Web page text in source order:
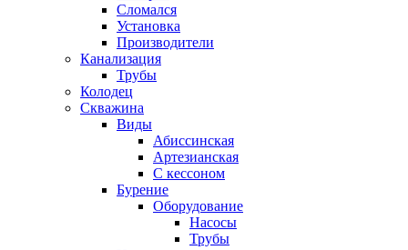
Сломался
Установка
Производители
Канализация
Трубы
Колодец
Скважина
Виды
Абиссинская
Артезианская
С кессоном
Бурение
Оборудование
Насосы
Трубы